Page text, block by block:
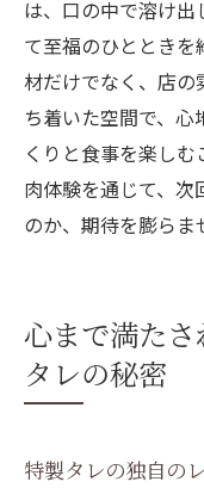
は、口の中で溶け出
て至福のひととき
材だけでなく、店の
ち着いた空間で、
くりと食事を楽し
肉体験を通じて、次
のか、期待を膨らま
心まで満た
タレの秘密
特製タレの独自の